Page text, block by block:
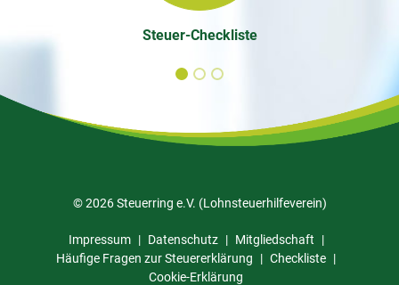
Steuer-Checkliste
© 2026 Steuerring e.V. (Lohnsteuerhilfeverein)
Impressum Datenschutz
Mitgliedschaft
Häufige Fragen zur Steuererklärung
Checkliste
Cookie-Erklärung